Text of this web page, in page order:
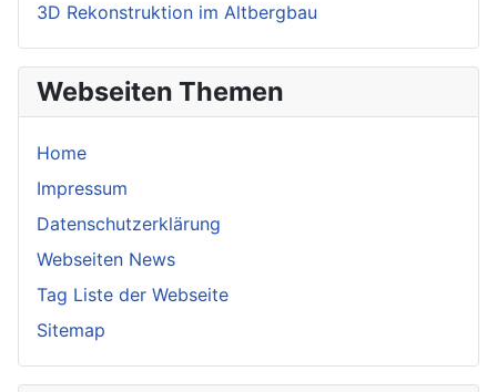
3D Rekonstruktion im Altbergbau
Webseiten Themen
Home
Impressum
Datenschutzerklärung
Webseiten News
Tag Liste der Webseite
Sitemap